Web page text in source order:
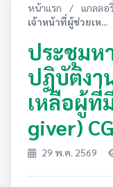
หน้าแรก / แกลลอ
เจ้าหน้าที่ผู้ช่วยเห...
ประชุมห
ปฏิบัติงา
เหลือผู้ที่
giver)
29 พ.ค. 2569